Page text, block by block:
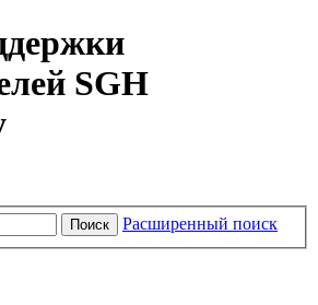
SGH
Поиск Расширенный поиск